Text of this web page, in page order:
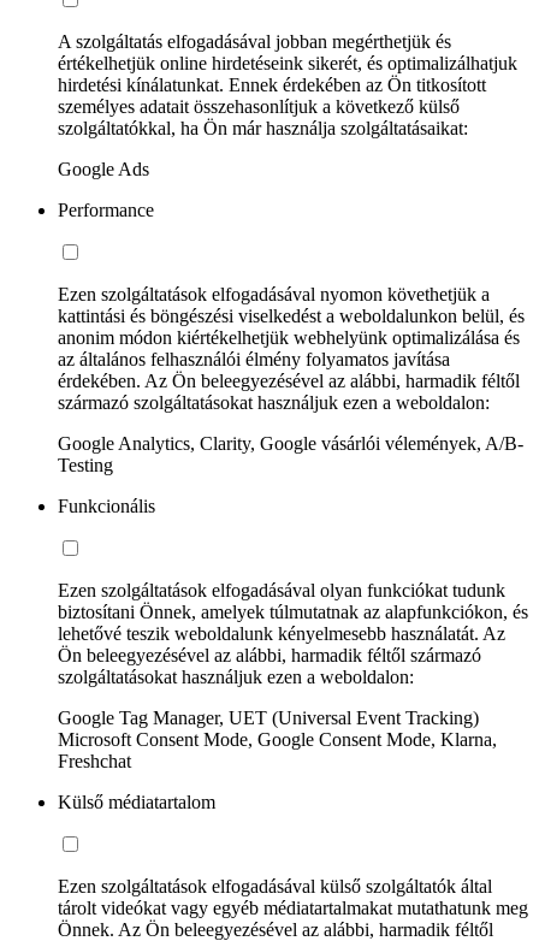
A szolgáltatás elfogadásával jobban megérthetjük és
értékelhetjük online hirdetéseink sikerét, és optimalizálhatjuk
hirdetési kínálatunkat. Ennek érdekében az Ön titkosított
személyes adatait összehasonlítjuk a következő külső
szolgáltatókkal, ha Ön már használja szolgáltatásaikat:
Google Ads
Performance
Ezen szolgáltatások elfogadásával nyomon követhetjük a
kattintási és böngészési viselkedést a weboldalunkon belül, és
anonim módon kiértékelhetjük webhelyünk optimalizálása és
az általános felhasználói élmény folyamatos javítása
érdekében. Az Ön beleegyezésével az alábbi, harmadik féltől
származó szolgáltatásokat használjuk ezen a weboldalon:
Google Analytics, Clarity, Google vásárlói vélemények, A/B-
Testing
Funkcionális
Ezen szolgáltatások elfogadásával olyan funkciókat tudunk
biztosítani Önnek, amelyek túlmutatnak az alapfunkciókon, és
lehetővé teszik weboldalunk kényelmesebb használatát. Az
Ön beleegyezésével az alábbi, harmadik féltől származó
szolgáltatásokat használjuk ezen a weboldalon:
Google Tag Manager, UET (Universal Event Tracking)
Microsoft Consent Mode, Google Consent Mode, Klarna,
Freshchat
Külső médiatartalom
Ezen szolgáltatások elfogadásával külső szolgáltatók által
tárolt videókat vagy egyéb médiatartalmakat mutathatunk meg
Önnek. Az Ön beleegyezésével az alábbi, harmadik féltől